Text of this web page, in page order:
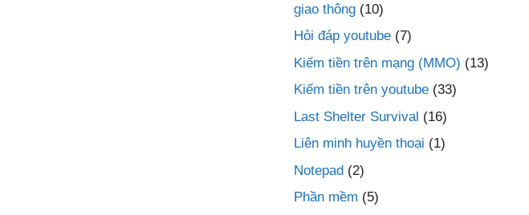
giao thông (10)
Hỏi đáp youtube (7)
Kiếm tiền trên mạng (MMO) (13)
Kiếm tiền trên youtube (33)
Last Shelter Survival (16)
Liên minh huyền thoại (1)
Notepad (2)
Phần mềm (5)